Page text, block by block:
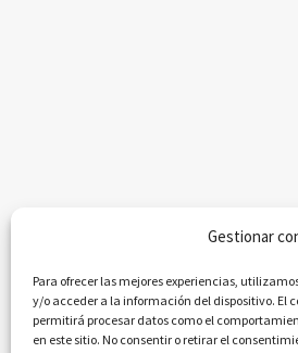
Gestionar
Para ofrecer las mejores experiencias,
y/o acceder a la información del dispositivo. El
permitirá procesar datos como el
en este sitio. No consentir o retirar el